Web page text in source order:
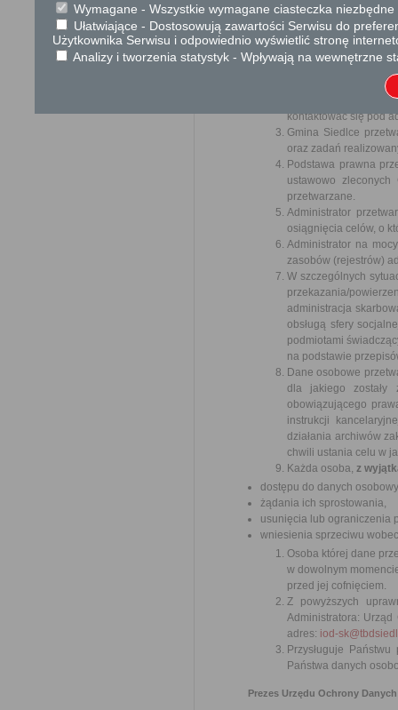
sprawie swobodnego
danych) (Dz. U. UE. z 2016
Gmina Siedlce,
Informujemy że na
Pana Stefana
kontaktować się pod
Gmina Siedlce
oraz zadań
Podstawa prawna
ustawowo
przetwarzane.
Administrator
osiągnięcia celów, o
Administrator na
zasobów (rejestrów)
W szczególnych
przekazania/
administracja
obsługą sfery
podmiotami
na podstawie
Dane osobowe
dla jakiego zostały
obowiązującego
instrukcji
działania archiwów
chwili ustania celu w
Każda osoba, z
dostępu do danych
żądania ich sprostowania,
usunięcia lub ograniczenia
wniesienia sprzeciwu
Osoba której dane
w dowolnym
przed jej cofnięciem.
Z powyższych
Administratora:
adres: iod-
Przysługuje
Państwa danych
Prezes Urzędu Ochrony
Wymagane - Wszystkie wymagane ciasteczka
Ułatwiające - Dostosowują zawartości Serwisu do
Użytkownika Serwisu i odpowiednio wyświetlić stronę
Analizy i tworzenia statystyk - Wpływają na wewnętrzne